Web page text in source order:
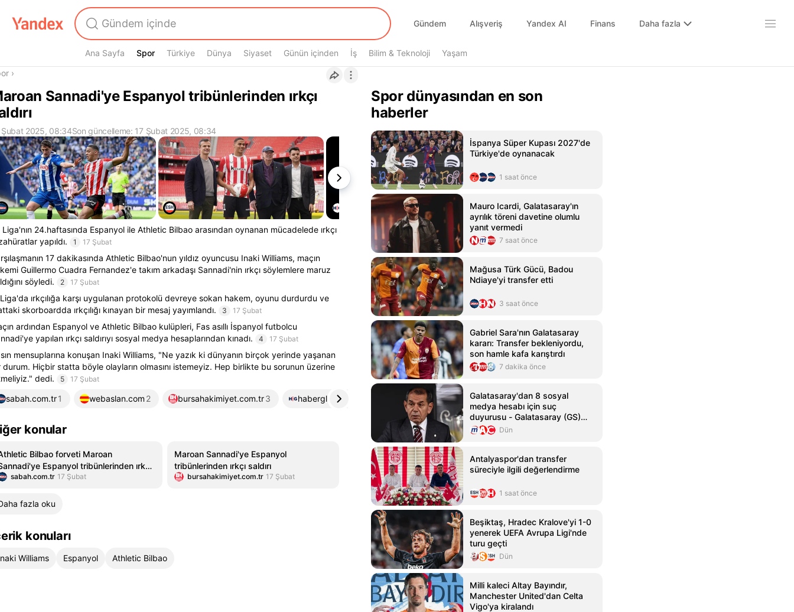
Gündem Alışveriş Yandex AI Finans Daha fazla
Ana Sayfa Spor
Spor Türkiye Dünya Siyaset Günün içinden İş Bilim & Teknoloji Yaşam
›
Sannadi'ye Espanyol tribünlerinden ırkçı
Şubat 2025, 08:34Son güncelleme: 17 Şubat 2025, 08:34
Liga'nın 24.haftasında Espanyol ile Athletic Bilbao arasından oynanan mücadelede ırkçı
yapıldı.
1 17 Şubat
17 dakikasında Athletic Bilbao'nun yıldız oyuncusu Inaki Williams, maçın
Guillermo Cuadra Fernandez'e takım arkadaşı Sannadi'nin ırkçı söylemlere maruz
söyledi.
2 17 Şubat
ırkçılığa karşı uygulanan protokolü devreye sokan hakem, oyunu durdurdu ve
skorboardda ırkçılığı kınayan bir mesaj yayımlandı.
3 17 Şubat
ardından Espanyol ve Athletic Bilbao kulüpleri, Fas asıllı İspanyol futbolcu
yapılan ırkçı saldırıyı sosyal medya hesaplarından kınadı.
4 17 Şubat
mensuplarına konuşan Inaki Williams, "Ne yazık ki dünyanın birçok yerinde yaşanan
durum. Hiçbir statta böyle olayların olmasını istemeyiz. Hep birlikte bu sorunun üzerine
dedi.
5 17 Şubat
sabah.com.tr1 webaslan.com 2 bursahakimiyet.com.tr3 haberglobal.com.tr abcgazetesi.com5
konular
Bilbao forveti Maroan
Espanyol tribünlerinden ırkçı
sabah.com.tr 17 Şubat
Maroan Sannadi'ye Espanyol
tribünlerinden ırkçı saldırı
bursahakimiyet.com.tr 17 Şubat
fazla oku
konuları
Williams Espanyol Athletic Bilbao
Spor dünyasından en son
haberler
İspanya Süper Kupası 2027'de
Türkiye'de oynanacak
1 saat önce
Mauro Icardi, Galatasaray'ın
ayrılık töreni davetine olumlu
yanıt vermedi
7 saat önce
Mağusa Türk Gücü, Badou
Ndiaye'yi transfer etti
3 saat önce
Gabriel Sara'nın Galatasaray
kararı: Transfer bekleniyordu,
son hamle kafa karıştırdı
7 dakika önce
Galatasaray'dan 8 sosyal
medya hesabı için suç
duyurusu - Galatasaray (GS)
HaberleriDün
Antalyaspor'dan transfer
süreciyle ilgili değerlendirme
1 saat önce
Beşiktaş, Hradec Kralove'yi 1-0
yenerek UEFA Avrupa Ligi'nde
turu geçti
Dün
Milli kaleci Altay Bayındır,
Manchester United'dan Celta
Vigo'ya kiralandı